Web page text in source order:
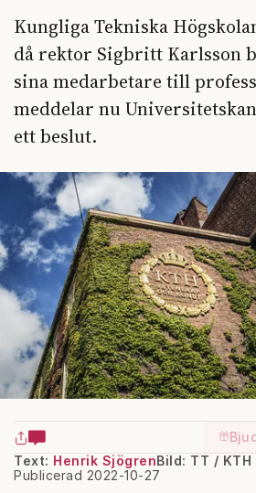
Kungliga Tekniska
då rektor Sigbritt Karlsson
sina medarbetare till
meddelar nu
ett beslut.
Text: Henrik Sjögren
Publicerad 2022-10-27
Bild: TT / KTH